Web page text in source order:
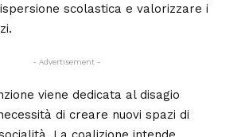
scolastica e valorizzare i
- Advertisement -
viene dedicata al disagio
di creare nuovi spazi di